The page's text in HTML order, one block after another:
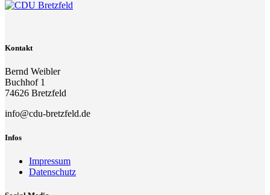
Kontakt
Bernd Weibler
Buchhof 1
74626 Bretzfeld
info@cdu-bretzfeld.de
Infos
Impressum
Datenschutz